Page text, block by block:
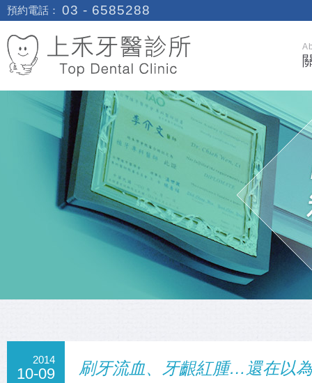
預約電話： 03 - 6585288
2014
10-09 刷牙流血、牙齦紅腫…還在以